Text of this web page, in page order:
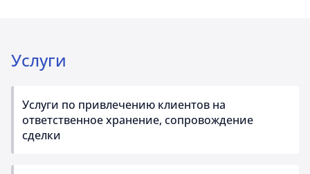
Услуги
Услуги по привлечению клиентов на
ответственное хранение, сопровождение
сделки